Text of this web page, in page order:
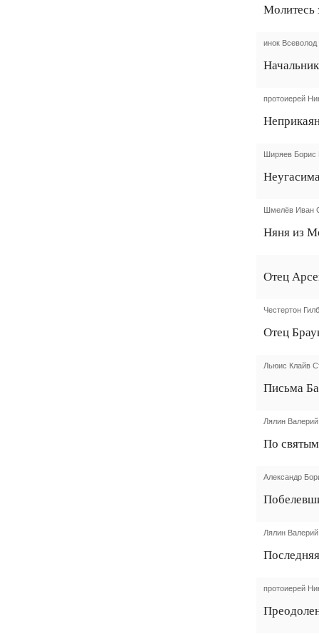
Молитесь
инок
протоиерей
Ширяев Борис
Шмелёв Иван
Няня из
Отец
Честертон
Отец
Льюис Клайв
Письма
Лялин
По
Александр
Лялин
протоиерей